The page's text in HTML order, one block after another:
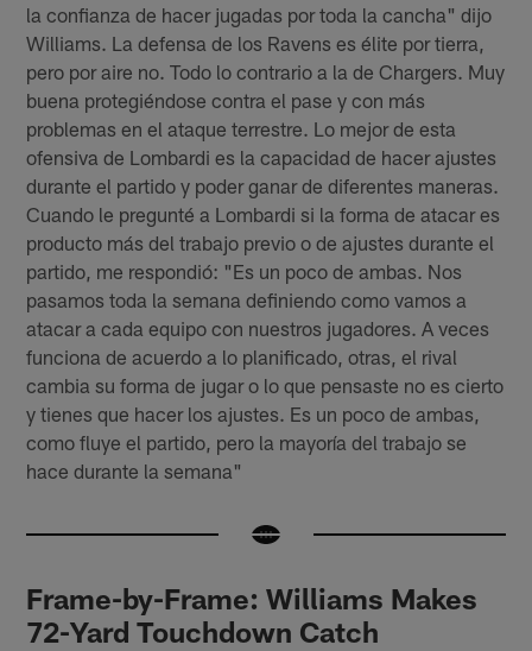
la confianza de hacer jugadas por toda la cancha" dijo
Williams. La defensa de los Ravens es élite por tierra,
pero por aire no. Todo lo contrario a la de Chargers. Muy
buena protegiéndose contra el pase y con más
problemas en el ataque terrestre. Lo mejor de esta
ofensiva de Lombardi es la capacidad de hacer ajustes
durante el partido y poder ganar de diferentes maneras.
Cuando le pregunté a Lombardi si la forma de atacar es
producto más del trabajo previo o de ajustes durante el
partido, me respondió: "Es un poco de ambas. Nos
pasamos toda la semana definiendo como vamos a
atacar a cada equipo con nuestros jugadores. A veces
funciona de acuerdo a lo planificado, otras, el rival
cambia su forma de jugar o lo que pensaste no es cierto
y tienes que hacer los ajustes. Es un poco de ambas,
como fluye el partido, pero la mayoría del trabajo se
hace durante la semana"
Frame-by-Frame: Williams Makes
72-Yard Touchdown Catch